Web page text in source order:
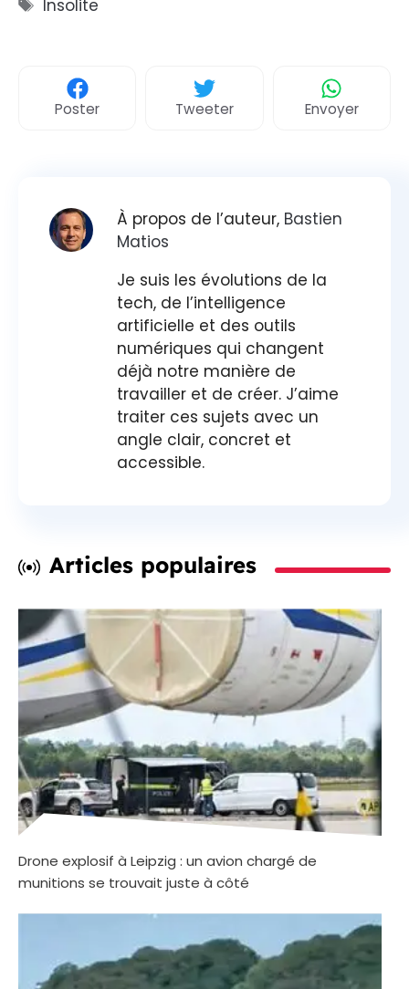
Insolite
Poster Tweeter Envoyer
À propos de l’auteur, Bastien
Matios
Je suis les évolutions de la
tech, de l’intelligence
artificielle et des outils
numériques qui changent
déjà notre manière de
travailler et de créer. J’aime
traiter ces sujets avec un
angle clair, concret et
accessible.
Articles populaires
Drone explosif à Leipzig : un avion chargé de
munitions se trouvait juste à côté